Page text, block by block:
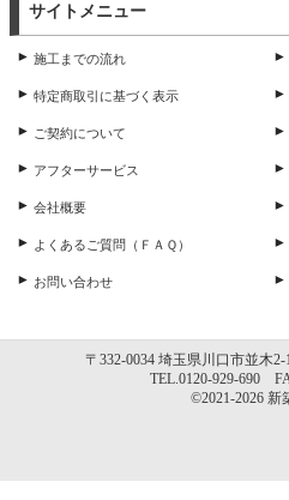
サイトメニュー
施工までの流れ
特定商取引に基づく表示
ご契約について
アフターサービス
会社概要
よくあるご質問（ＦＡＱ）
お問い合わせ
〒332-0034 埼玉県川口市並木
TEL.0120-929-690
©2021-2026 新